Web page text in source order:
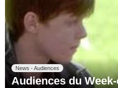
News - Audiences
Audiences du